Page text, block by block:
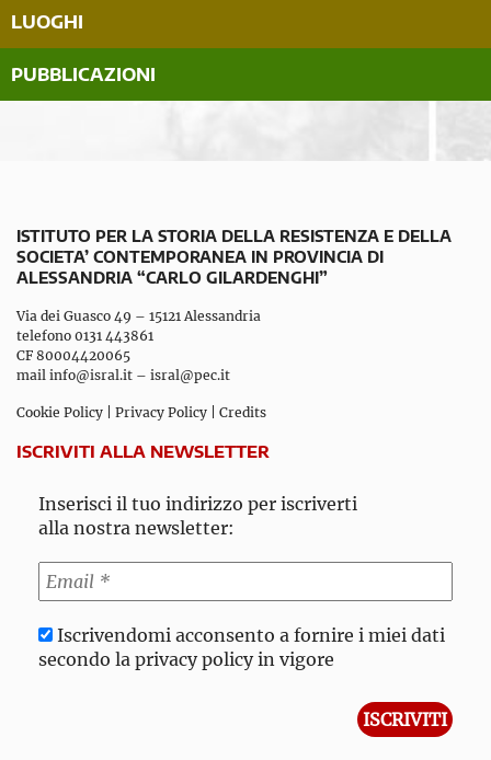
LUOGHI
PUBBLICAZIONI
ISTITUTO PER LA STORIA DELLA RESISTENZA E DELLA
SOCIETA’ CONTEMPORANEA IN PROVINCIA DI
ALESSANDRIA “CARLO GILARDENGHI”
Via dei Guasco 49 – 15121 Alessandria
telefono 0131 443861
CF 80004420065
mail info@isral.it – isral@pec.it
Cookie Policy Privacy Policy Credits
ISCRIVITI ALLA NEWSLETTER
Inserisci il tuo indirizzo per iscriverti
alla nostra newsletter:
Iscrivendomi acconsento a fornire i miei dati
secondo la privacy policy in vigore